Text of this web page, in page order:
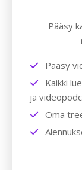
Pääsy
Pääsy
Kaikki
ja
Oma